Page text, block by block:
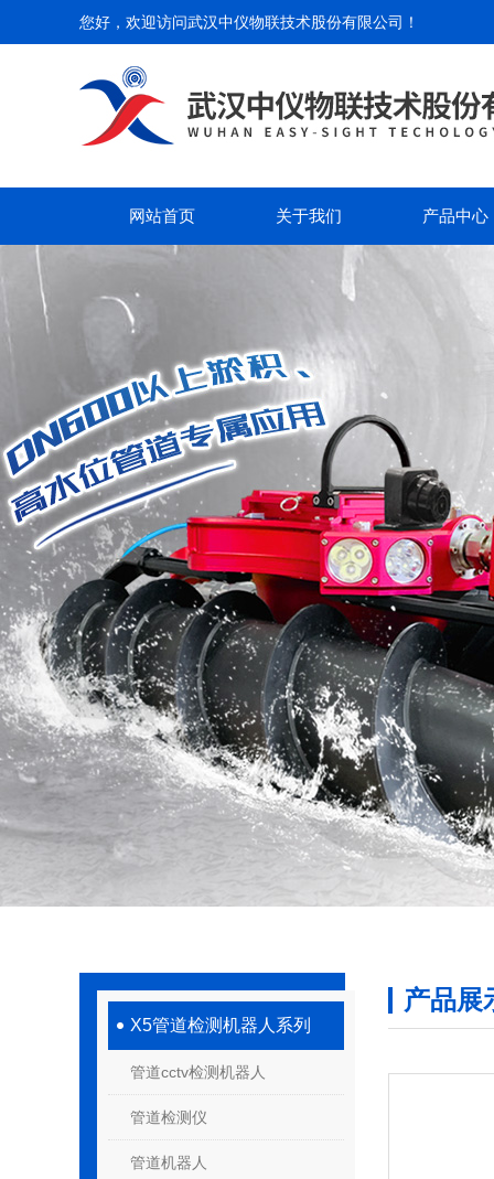
您好，欢迎访问武汉中仪物联技术股份有限公司 ！
网站首页 关于我们 产品中心
X5管道检测机器人系列
管道cctv检测机器人
管道检测仪
管道机器人
产品展